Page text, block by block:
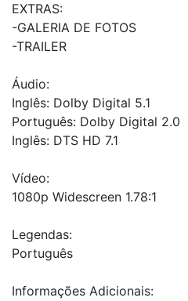
EXTRAS:
-GALERIA DE FOTOS
-TRAILER
Áudio:
Inglês: Dolby Digital 5.1
Português: Dolby Digital 2.0
Inglês: DTS HD 7.1
Vídeo:
1080p Widescreen 1.78:1
Legendas:
Português
Informações Adicionais: